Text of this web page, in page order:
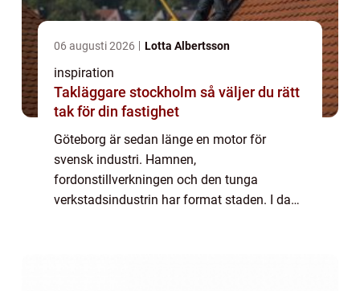
06 augusti 2026 Lotta Albertsson
inspiration
Takläggare stockholm så väljer du rätt
tak för din fastighet
Göteborg är sedan länge en motor för
svensk industri. Hamnen,
fordonstillverkningen och den tunga
verkstadsindustrin har format staden. I dag